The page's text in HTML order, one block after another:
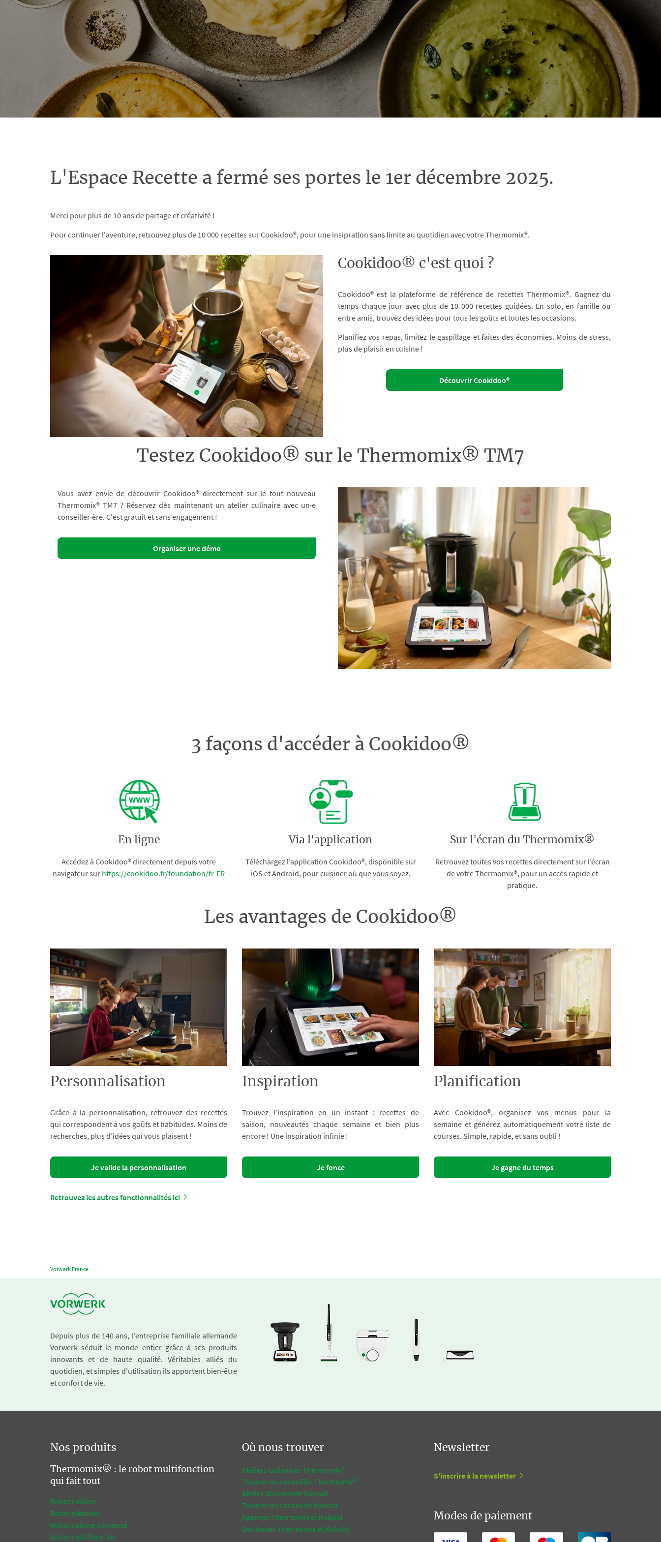
L'Espace Recette a fermé ses portes le 1er décembre 2025.
Merci pour plus de 10 ans de partage et créativité !
Pour continuer l'aventure, retrouvez plus de 10 000 recettes sur Cookidoo®, pour une insipration sans limite au quotidien avec votre Thermomix®.
Cookidoo® c'est quoi ?
Cookidoo® est la plateforme de référence de recettes Thermomix®. Gagnez du
temps chaque jour avec plus de 10 000 recettes guidées. En solo, en famille ou
entre amis, trouvez des idées pour tous les goûts et toutes les occasions.
Planifiez vos repas, limitez le gaspillage et faites des économies. Moins de stress,
plus de plaisir en cuisine !
Découvrir Cookidoo®
Testez Cookidoo® sur le Thermomix® TM7
Vous avez envie de découvrir Cookidoo® directement sur le tout nouveau
Thermomix® TM7 ? Réservez dès maintenant un atelier culinaire avec un·e
conseiller·ère. C'est gratuit et sans engagement !
Organiser une démo
3 façons d'accéder à Cookidoo®
En ligne
Accédez à Cookidoo® directement depuis votre
navigateur sur https://cookidoo.fr/foundation/fr-FR
Via l'application
Téléchargez l’application Cookidoo®, disponible sur
iOS et Android, pour cuisiner où que vous soyez.
Sur l'écran du Thermomix®
Retrouvez toutes vos recettes directement sur l’écran
de votre Thermomix®, pour un accès rapide et
pratique.
Les avantages de Cookidoo®
Personnalisation
Grâce à la personnalisation, retrouvez des recettes
qui correspondent à vos goûts et habitudes. Moins de
recherches, plus d’idées qui vous plaisent !
Je valide la personnalisation
Inspiration
Trouvez l’inspiration en un instant : recettes de
saison, nouveautés chaque semaine et bien plus
encore ! Une inspiration infinie !
Je fonce
Planification
Avec Cookidoo®, organisez vos menus pour la
semaine et générez automatiquement votre liste de
courses. Simple, rapide, et sans oubli !
Je gagne du temps
Retrouvez les autres fonctionnalités ici
Vorwerk France
Depuis plus de 140 ans, l'entreprise familiale allemande
Vorwerk séduit le monde entier grâce à ses produits
innovants et de haute qualité. Véritables alliés du
quotidien, et simples d'utilisation ils apportent bien-être
et confort de vie.
Nos produits
Thermomix® : le robot multifonction
qui fait tout
Robot cuisine
Robot pâtissier
Robot cuisine connecté
Robot multifonction
Où nous trouver
Ateliers culinaires Thermomix®
Trouver un conseiller Thermomix®
Atelier découverte Kobold
Trouver un conseiller Kobold
Agences Thermomix et Kobold
Boutiques Thermomix et Kobold
Newsletter
S'inscrire à la newsletter
Modes de paiement